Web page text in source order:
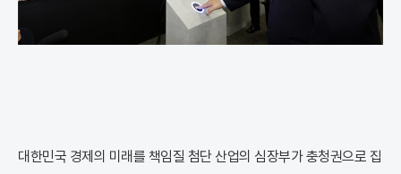
대한민국 경제의 미래를 책임질 첨단 산업의 심장부가 충청권으로 집